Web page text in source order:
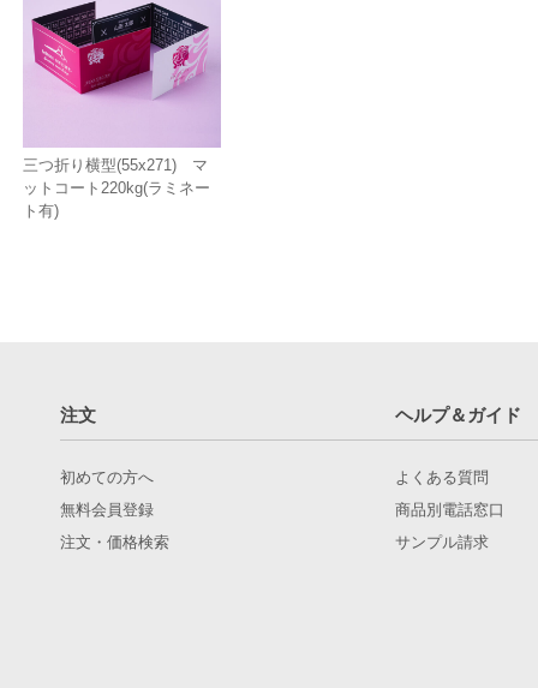
三つ折り横型(55x271) マ
ットコート220kg(ラミネー
ト有)
注文 ヘルプ＆ガイド
初めての方へ
無料会員登録
注文・価格検索
よくある質問
商品別電話窓口
サンプル請求